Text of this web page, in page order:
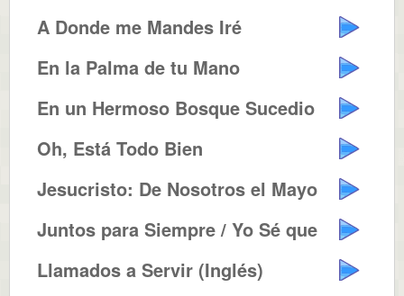
A Donde me Mandes Iré
En la Palma de tu Mano
En un Hermoso Bosque Sucedio
Oh, Está Todo Bien
Jesucristo: De Nosotros el Mayor
Juntos para Siempre / Yo Sé que...
Llamados a Servir (Inglés)